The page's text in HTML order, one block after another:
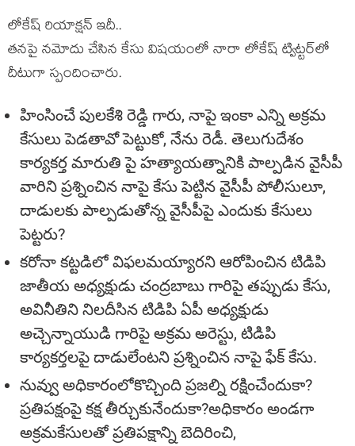
లోకేష్ రియాక్ష‌న్ ఇదీ..
త‌న‌పై న‌మోదు చేసిన కేసు విష‌యంలో నారా లోకేష్ ట్విట్ట‌ర్‌లో
దీటుగా స్పందించారు.
హింసించే పుల‌కేశి రెడ్డి గారు, నాపై ఇంకా ఎన్ని అక్ర‌మ
కేసులు పెడ‌తావో పెట్టుకో, నేను రెడీ. తెలుగుదేశం
కార్య‌క‌ర్త మారుతి పై హ‌త్యాయ‌త్నానికి పాల్ప‌డిన వైసీపీ
వారిని ప్ర‌శ్నించిన నాపై కేసు పెట్టిన వైసీపీ పోలీసులూ,
దాడుల‌కు పాల్ప‌డుతోన్న వైసీపీపై ఎందుకు కేసులు
పెట్ట‌రు?
క‌రోనా క‌ట్ట‌డిలో విఫ‌లమ‌య్యార‌ని ఆరోపించిన టిడిపి
జాతీయ అధ్య‌క్షుడు చంద్ర‌బాబు గారిపై త‌ప్పుడు కేసు,
అవినీతిని నిల‌దీసిన టిడిపి ఏపీ అధ్య‌క్షుడు
అచ్చెన్నాయుడి గారిపై అక్ర‌మ అరెస్టు, టిడిపి
కార్య‌క‌ర్త‌ల‌పై దాడులేంట‌ని ప్ర‌శ్నించిన‌ నాపై ఫేక్ కేసు.
నువ్వు అధికారంలోకొచ్చింది ప్ర‌జ‌ల్ని ర‌క్షించేందుకా?
ప్ర‌తిప‌క్షంపై క‌క్ష తీర్చుకునేందుకా?అధికారం అండ‌గా
అక్ర‌మ‌కేసుల‌తో ప్ర‌తిప‌క్షాన్ని బెదిరించి,